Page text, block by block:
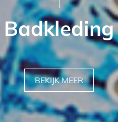
Badkleding
BEKIJK MEER